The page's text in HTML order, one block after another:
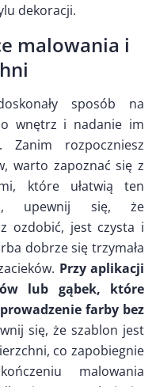
dekoracji.
malowania i
sposób na
wnętrz i nadanie im
Zanim rozpoczniesz
warto zapoznać się z
które ułatwią ten
upewnij się, że
ozdobić, jest czysta i
dobrze się trzymała
Przy aplikacji
lub gąbek, które
farby bez
się, że szablon jest
co zapobiegnie
malowania